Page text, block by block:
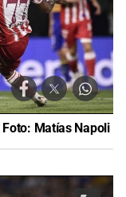
Foto: Matías Napoli